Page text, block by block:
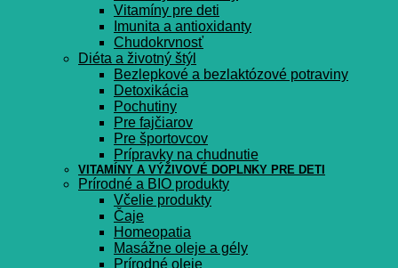
Vitamíny pre deti
Imunita a antioxidanty
Chudokrvnosť
Diéta a životný štýl
Bezlepkové a bezlaktózové potraviny
Detoxikácia
Pochutiny
Pre fajčiarov
Pre športovcov
Prípravky na chudnutie
VITAMÍNY A VÝŽIVOVÉ DOPLNKY PRE DETI
Prírodné a BIO produkty
Včelie produkty
Čaje
Homeopatia
Masážne oleje a gély
Prírodné oleje